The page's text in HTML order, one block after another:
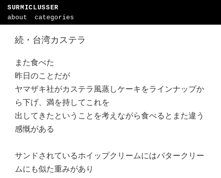
SURMICLUSSER
about
categories
続・台湾カステラ
また食べた
昨日のことだが
ヤマザキ社がカステラ風蒸しケーキをラインナップか
ら下げ、満を持してこれを
出してきたということを考えながら食べるとまた違う
感慨がある
サンドされているホイップクリームにはバタークリー
ムにも似た重みがあり